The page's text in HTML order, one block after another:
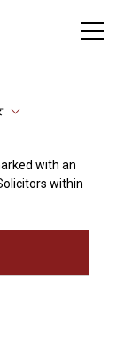
with an
within